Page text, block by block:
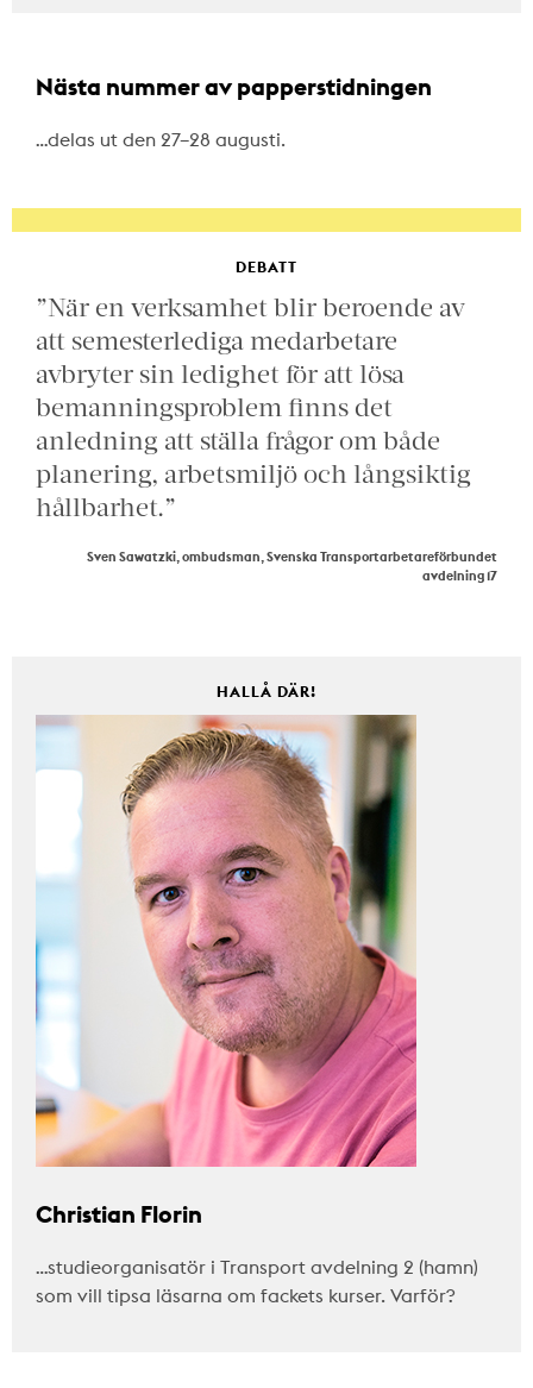
Nästa nummer av papperstidningen
…delas ut den 27–28 augusti.
DEBATT
”När en verksamhet blir beroende av
att semesterlediga medarbetare
avbryter sin ledighet för att lösa
bemanningsproblem finns det
anledning att ställa frågor om både
planering, arbetsmiljö och långsiktig
hållbarhet.”
Sven Sawatzki, ombudsman, Svenska Transportarbetareförbundet
avdelning 17
HALLÅ DÄR!
Christian Florin
…studieorganisatör i Transport avdelning 2 (hamn)
som vill tipsa läsarna om fackets kurser. Varför?